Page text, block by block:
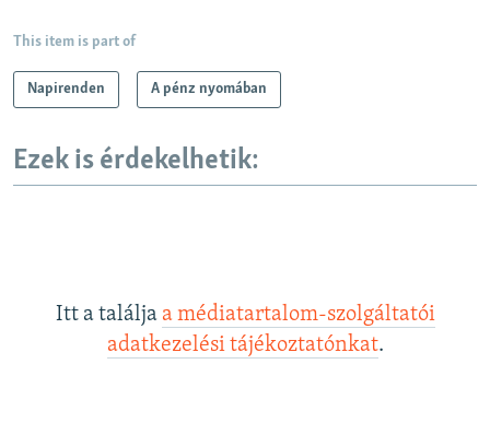
This item is part of
Napirenden A pénz nyomában
Ezek is érdekelhetik:
Itt a találja a médiatartalom-szolgáltatói
adatkezelési tájékoztatónkat.